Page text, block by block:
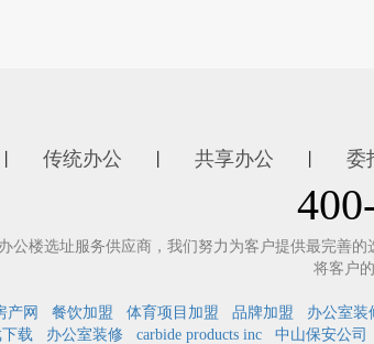
传统办公 共享办公 委
公楼选址服务供应商，我们努力为客户提供最完善
将客户
产网 餐饮加盟 体育项目加盟 品牌加盟 办公室装
载 办公室装修 carbide products inc 中山保安公司